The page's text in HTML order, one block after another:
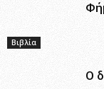
Βιβλία
Ο